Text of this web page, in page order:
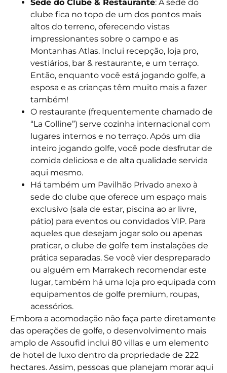
Sede do Clube & Restaurante: Asede do
clube fica no topo de um dos pontos mais
altos do terreno, oferecendo vistas
impressionantes sobre o campo e as
Montanhas Atlas. Inclui recepção, loja pro,
vestiários, bar & restaurante, e um terraço.
Então, enquanto você está jogando golfe, a
esposa e as crianças têm muito mais a fazer
também!
O restaurante (frequentemente chamado de
“La Colline”) serve cozinha internacional com
lugares internos e no terraço. Após um dia
inteiro jogando golfe, você pode desfrutar de
comida deliciosa e de alta qualidade servida
aqui mesmo.
Há também um Pavilhão Privado anexo à
sede do clube que oferece um espaço mais
exclusivo (sala de estar, piscina ao ar livre,
pátio) para eventos ou convidados VIP. Para
aqueles que desejam jogar solo ou apenas
praticar, o clube de golfe tem instalações de
prática separadas. Se você vier despreparado
ou alguém em Marrakech recomendar este
lugar, também há uma loja pro equipada com
equipamentos de golfe premium, roupas,
acessórios.
Embora a acomodação não faça parte diretamente
das operações de golfe, o desenvolvimento mais
amplo de Assoufid inclui 80 villas e um elemento
de hotel de luxo dentro da propriedade de 222
hectares. Assim, pessoas que planejam morar aqui